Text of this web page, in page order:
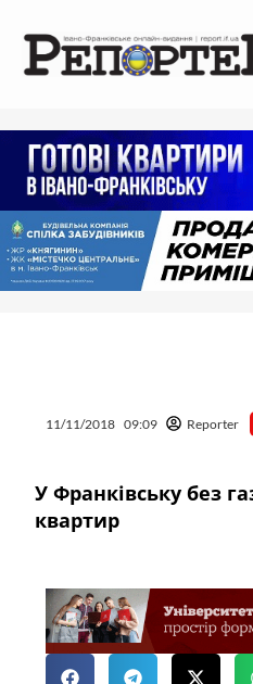
вмісту
11/11/2018 09:09 Reporter
У Франківську без
квартир